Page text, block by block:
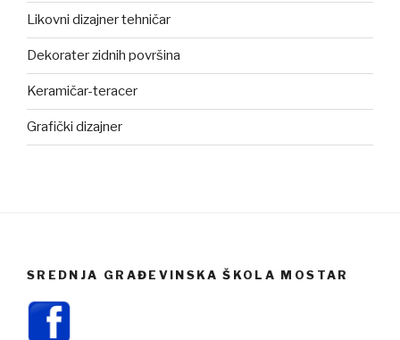
Likovni dizajner tehničar
Dekorater zidnih površina
Keramičar-teracer
Grafički dizajner
SREDNJA GRAĐEVINSKA ŠKOLA MOSTAR